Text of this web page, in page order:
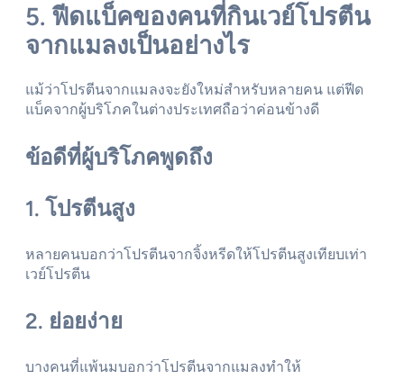
5. ฟีดแบ็คของคนที่กินเวย์โปรตีน
จากแมลงเป็นอย่างไร
แม้ว่าโปรตีนจากแมลงจะยังใหม่สำหรับหลายคน แต่ฟีด
แบ็คจากผู้บริโภคในต่างประเทศถือว่าค่อนข้างดี
ข้อดีที่ผู้บริโภคพูดถึง
1. โปรตีนสูง
หลายคนบอกว่าโปรตีนจากจิ้งหรีดให้โปรตีนสูงเทียบเท่า
เวย์โปรตีน
2. ย่อยง่าย
บางคนที่แพ้นมบอกว่าโปรตีนจากแมลงทำให้